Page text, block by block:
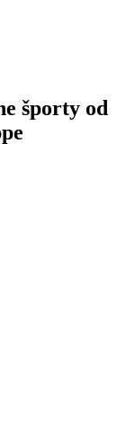
športy od